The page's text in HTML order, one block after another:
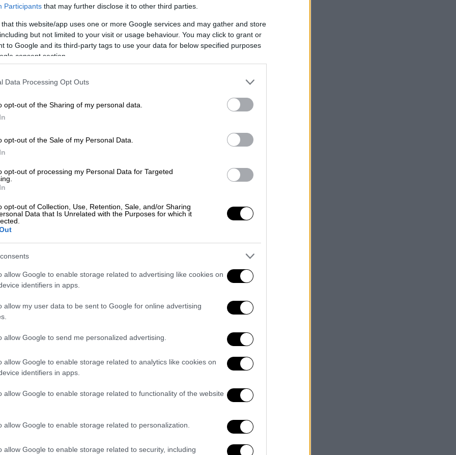
Participants that may further disclose it to other third parties.
that this website/app uses one or more Google services and may gather and store
but not limited to your visit or usage behaviour. You may click to grant or
to Google and its third-party tags to use your data for below specified purposes
consent section.
Data Processing Opt Outs
opt-out of the Sharing of my personal data.
opt-out of the Sale of my Personal Data.
opt-out of processing my Personal Data for Targeted
opt-out of Collection, Use, Retention, Sale, and/or Sharing
Data that Is Unrelated with the Purposes for which it
allow Google to enable storage related to advertising like cookies on
identifiers in apps.
allow my user data to be sent to Google for online advertising
allow Google to send me personalized advertising.
allow Google to enable storage related to analytics like cookies on
identifiers in apps.
allow Google to enable storage related to functionality of the website
allow Google to enable storage related to personalization.
allow Google to enable storage related to security, including
το ΕΘΝΟΣ στη Google
σήμερα (9/6) οι
.
στα
- Εφαρμογές, Αρχές Οργάνωσης και
από πέρσι, αλλά βατά τα
απαντήσεις
καλά διαβασμένους τα θέματα σε
οι απαντήσεις
και Διοίκησης (ΑΟΔ)